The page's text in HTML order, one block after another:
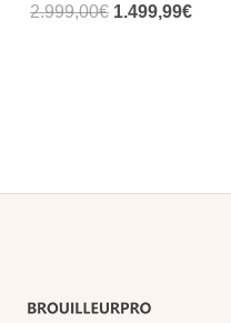
2.999,00€ 1.499,99€